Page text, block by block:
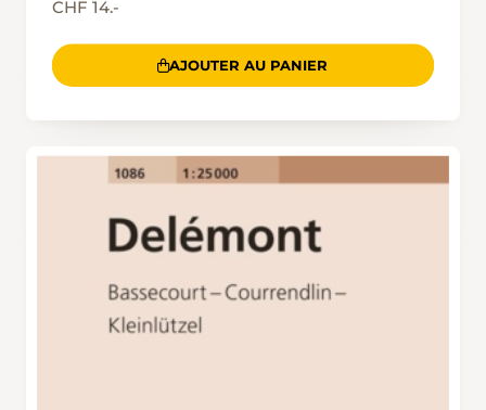
CHF 14.-
AJOUTER AU PANIER